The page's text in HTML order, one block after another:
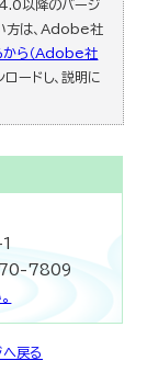
以降のバージ
方は、Adobe社
から（Adobe社
ロードし、説明に
7809
へ戻る